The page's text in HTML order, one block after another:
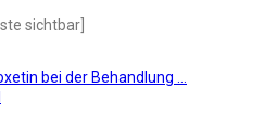
sichtbar]
bei der Behandlung …